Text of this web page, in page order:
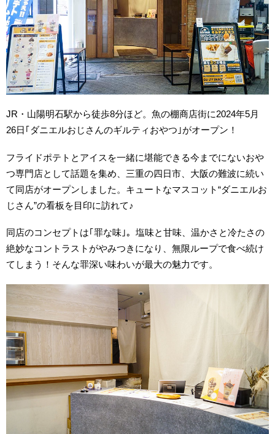
JR・山陽明石駅から徒歩8分ほど。魚の棚商店街に2024年5月
26日｢ダニエルおじさんのギルティおやつ｣がオープン！
フライドポテトとアイスを一緒に堪能できる今までにないおや
つ専門店として話題を集め、三重の四日市、大阪の難波に続い
て同店がオープンしました。キュートなマスコット“ダニエルお
じさん”の看板を目印に訪れて♪
同店のコンセプトは｢罪な味｣。塩味と甘味、温かさと冷たさの
絶妙なコントラストがやみつきになり、無限ループで食べ続け
てしまう！そんな罪深い味わいが最大の魅力です。